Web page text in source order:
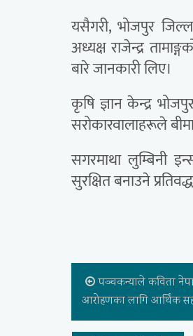
यसैगरी, भोजपुर
अध्यक्ष राजेन्द्र
बारे जानकारी लिए।
कृषि ज्ञान केन्द्र
सरोकारवालाहरूले
सगरमाथा लुम्बिनी
सुरक्षित बनाउने
पञ्चकन्याले कविता
आरोहणका लागि आर्थिक